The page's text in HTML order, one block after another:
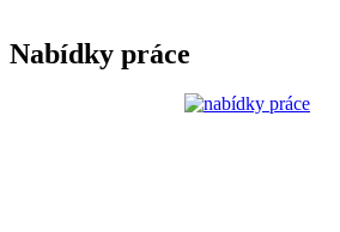
Nabídky práce